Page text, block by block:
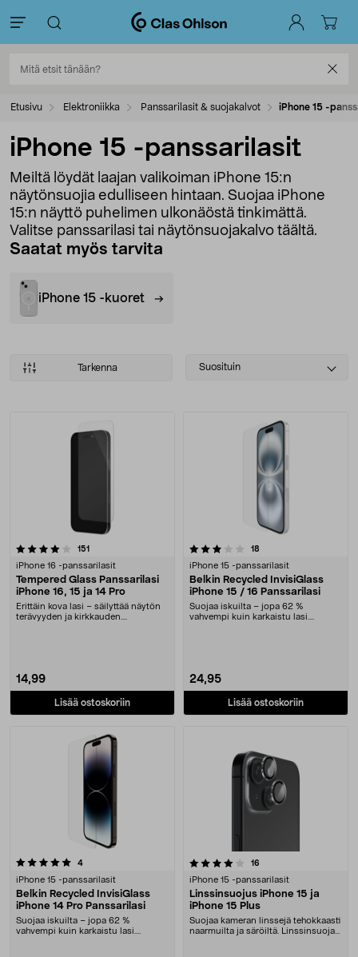
Etusivu Elektroniikka Panssarilasit & suojakalvot iPhone 15 -
iPhone 15 -panssarilasit
Meiltä löydät laajan valikoiman iPhone 15:n
näytönsuojia edulliseen hintaan. Suojaa iPhone
15:n näyttö puhelimen ulkonäöstä tinkimättä.
Valitse panssarilasi tai näytönsuojakalvo täältä.
Saatat myös tarvita
iPhone 15 -kuoret
Tarkenna
Select
Suosituin
Tuotteet
151
iPhone 16 -panssarilasit
Tempered Glass Panssarilasi
iPhone 16, 15 ja 14 Pro
Erittäin kova lasi – säilyttää näytön
terävyyden ja kirkkauden.
14,99
Lisää ostoskoriin
3.5 viidestä tähdestä 18
iPhone 15 -panssarilasit
Belkin Recycled InvisiGlass
iPhone 15 / 16 Panssarilasi
Suojaa iskuilta – jopa 62 %
vahvempi kuin karkaistu lasi.
24,95
Lisää ostoskoriin
4arvostelut
iPhone 15 -panssarilasit
Belkin Recycled InvisiGlass
iPhone 14 Pro Panssarilasi
Suojaa iskuilta – jopa 62 %
vahvempi kuin karkaistu lasi.
4.0 viidestä tähdestä 16
iPhone 15 -panssarilasit
Linssinsuojus iPhone 15 ja
iPhone 15 Plus
Suojaa kameran linssejä tehokkaasti
naarmuilta ja säröiltä. Linssinsuoja